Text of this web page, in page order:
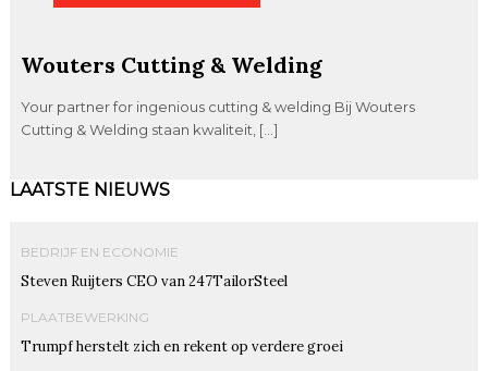
Wouters Cutting & Welding
Your partner for ingenious cutting & welding Bij Wouters
Cutting & Welding staan kwaliteit, […]
LAATSTE NIEUWS
BEDRIJF EN ECONOMIE
Steven Ruijters CEO van 247TailorSteel
PLAATBEWERKING
Trumpf herstelt zich en rekent op verdere groei